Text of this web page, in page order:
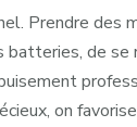
Prendre des
batteries, de se
on